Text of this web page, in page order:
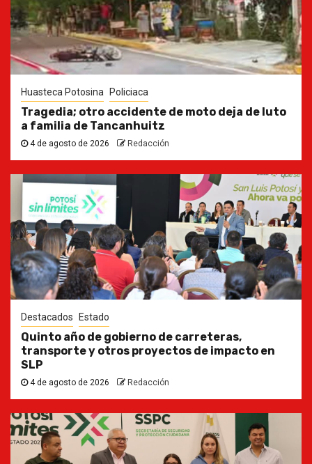
Huasteca Potosina Policiaca
Tragedia; otro accidente de moto deja de luto
a familia de Tancanhuitz
4 de agosto de 2026 Redacción
Destacados Estado
Quinto año de gobierno de carreteras,
transporte y otros proyectos de impacto en
SLP
4 de agosto de 2026 Redacción